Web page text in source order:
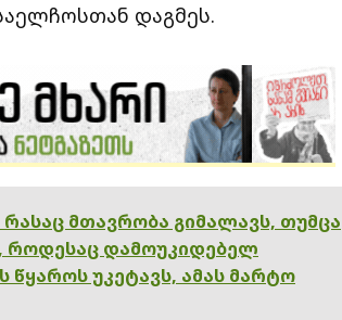
დაგმეს.
რასაც მთავრობა გიმალავს, თუმცა
როდესაც დამოუკიდებელ
წყაროს უკეტავს, ამას მარტო